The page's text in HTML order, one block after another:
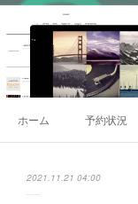
ホーム 予約状況
2021.11.21 04:00